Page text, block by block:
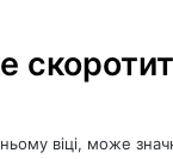
віці, може